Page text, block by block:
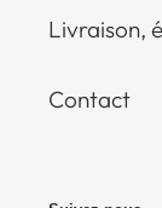
Livraison,
Contact